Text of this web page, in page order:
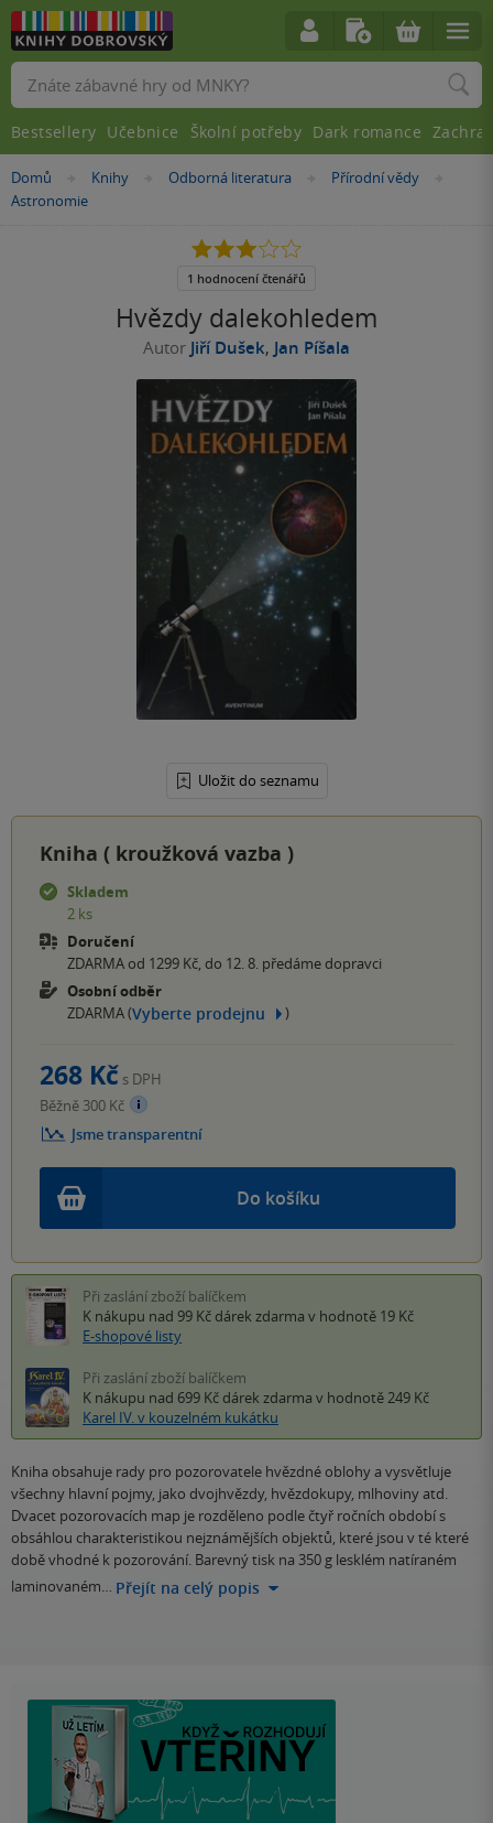
Nacházíte
se
Domů »Knihy »
Odborná literatura »Přírodní vědy
Astronomie
Hvězdy dalekohledem
Autor Jiří Dušek, Jan Píšala
Uložit do seznamu
3.0
5
1 hodnocení čtenářů
Kniha ( kroužková vazba )
Skladem
2 ks
Doručení
ZDARMA od 1299 Kč, do 12. 8. předáme dopravci
Osobní odběr
ZDARMA (Vyberte prodejnu )
Do košíku
268 Kč s DPH
Běžně 300 Kč
Jsme transparentní
Při zaslání zboží balíčkem
K nákupu nad 99 Kč dárek zdarma v hodnotě 19 Kč
E-shopové listy
Při zaslání zboží balíčkem
K nákupu nad 699 Kč dárek zdarma v hodnotě 249 Kč
Karel IV. v kouzelném kukátku
Kniha obsahuje rady pro pozorovatele hvězdné oblohy a vysvětluje
všechny hlavní pojmy, jako dvojhvězdy, hvězdokupy, mlhoviny atd.
Dvacet pozorovacích map je rozděleno podle čtyř ročních období s
obsáhlou charakteristikou nejznámějších objektů, které jsou v té které
době vhodné k pozorování. Barevný tisk na 350 g lesklém natíraném
laminovaném… Přejít na celý popis
Vyhledávání
Bestsellery Učebnice Školní potřeby Dark romance